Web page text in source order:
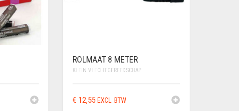
ROLMAAT 8 METER
KLEIN VLECHTGEREEDSCHAP
€ 12,55 EXCL. BTW